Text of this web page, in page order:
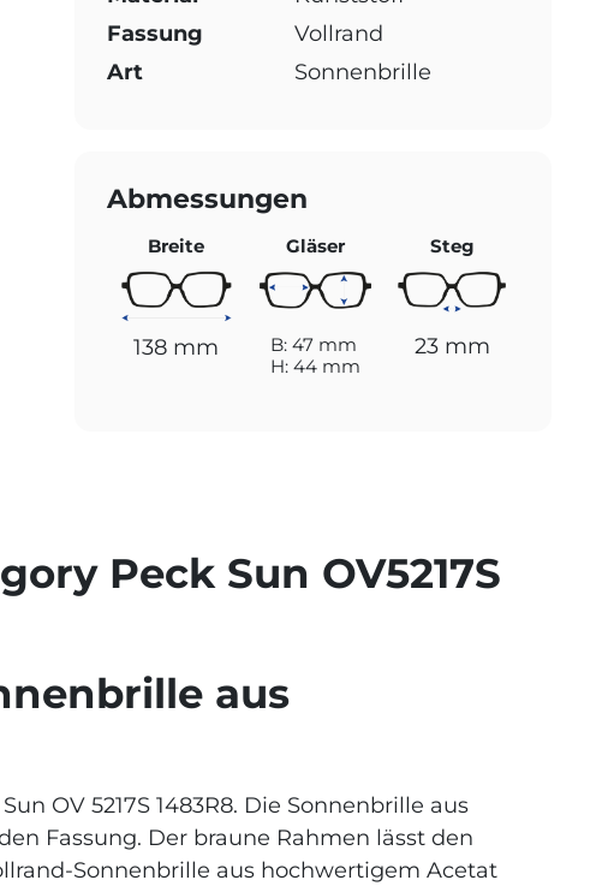
Fassung
Vollrand
Art
Sonnenbrille
Abmessungen
Breite
138 mm
Gläser
B: 47 mm
H: 44 mm
Steg
23 mm
Peck Sun OV5217S
aus
OV 5217S 1483R8. Die Sonnenbrille aus
Fassung. Der braune Rahmen lässt den
Sonnenbrille aus hochwertigem Acetat